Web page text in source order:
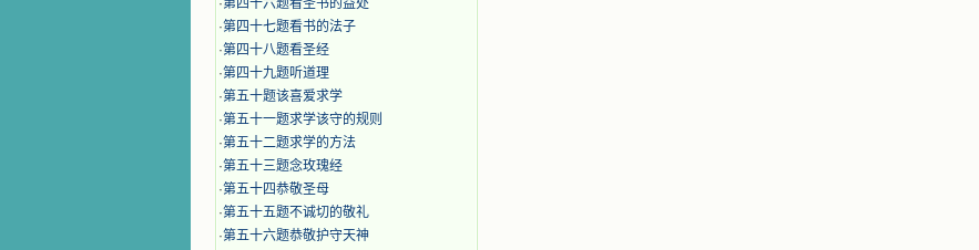
·第四十六题看圣书的益处
·第四十七题看书的法子
·第四十八题看圣经
·第四十九题听道理
·第五十题该喜爱求学
·第五十一题求学该守的规则
·第五十二题求学的方法
·第五十三题念玫瑰经
·第五十四恭敬圣母
·第五十五题不诚切的敬礼
·第五十六题恭敬护守天神